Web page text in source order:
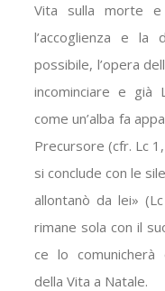
Vita sulla morte
l’accoglienza e la
possibile, l’opera
incominciare e già
come un’alba fa
Precursore (cfr. Lc
si conclude con le
allontanò da lei»
rimane sola con il
ce lo comunicherà
della Vita a Natale.